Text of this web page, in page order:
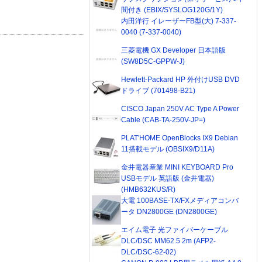
間付き (EBIX/SYSLOG120G/1Y)
内田洋行 イレーザーFB型(大) 7-337-
0040 (7-337-0040)
三菱電機 GX Developer 日本語版
(SW8D5C-GPPW-J)
Hewlett-Packard HP 外付けUSB DVD
ドライブ (701498-B21)
CISCO Japan 250V AC Type A Power
Cable (CAB-TA-250V-JP=)
PLAT'HOME OpenBlocks IX9 Debian
11搭載モデル (OBSIX9/D11A)
金井電器産業 MINI KEYBOARD Pro
USBモデル 英語版 (金井電器)
(HMB632KUS/R)
大電 100BASE-TX/FXメディアコンバ
ータ DN2800GE (DN2800GE)
エイム電子 光ファイバーケーブル
DLC/DSC MM62.5 2m (AFP2-
DLC/DSC-62-02)